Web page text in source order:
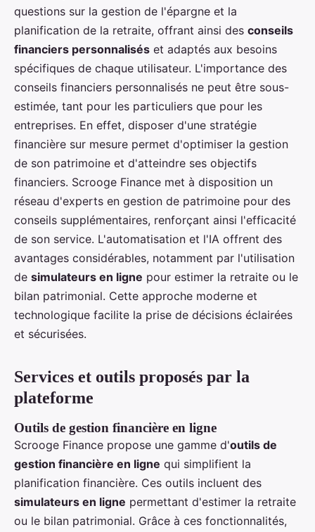
questions sur la gestion de l'épargne et la
planification de la retraite, offrant ainsi des conseils
financiers personnalisés et adaptés aux besoins
spécifiques de chaque utilisateur. L'importance des
conseils financiers personnalisés ne peut être sous-
estimée, tant pour les particuliers que pour les
entreprises. En effet, disposer d'une stratégie
financière sur mesure permet d'optimiser la gestion
de son patrimoine et d'atteindre ses objectifs
financiers. Scrooge Finance met à disposition un
réseau d'experts en gestion de patrimoine pour des
conseils supplémentaires, renforçant ainsi l'efficacité
de son service. L'automatisation et l'IA offrent des
avantages considérables, notamment par l'utilisation
de simulateurs en ligne pour estimer la retraite ou le
bilan patrimonial. Cette approche moderne et
technologique facilite la prise de décisions éclairées
et sécurisées.
Services et outils proposés par la
plateforme
Outils de gestion financière en ligne
Scrooge Finance propose une gamme d'outils de
gestion financière en ligne qui simplifient la
planification financière. Ces outils incluent des
simulateurs en ligne permettant d'estimer la retraite
ou le bilan patrimonial. Grâce à ces fonctionnalités,